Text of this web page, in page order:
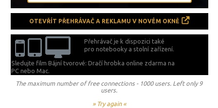
OTEVŘÍT PŘEHRÁVAČ A REKLAMU V NOVÉM OKNĚ
Přehrávač je k dispozici také
pro notebooky a stolní zařízení.
Sledujte film Bájní tvorové: Dračí hrobka online zdarma na
PC nebo Mac.
The maximum number of free connections - 1000 users. Left only 9
users.
» Try again «